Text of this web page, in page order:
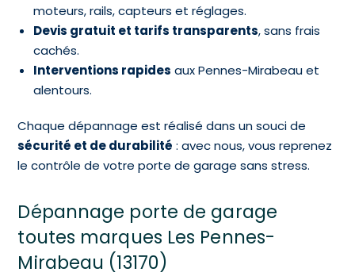
moteurs, rails, capteurs et réglages.
Devis gratuit et tarifs transparents, sans frais
cachés.
Interventions rapides aux Pennes-Mirabeau et
alentours.
Chaque dépannage est réalisé dans un souci de
sécurité et de durabilité : avec nous, vous reprenez
le contrôle de votre porte de garage sans stress.
Dépannage porte de garage
toutes marques Les Pennes-
Mirabeau (13170)